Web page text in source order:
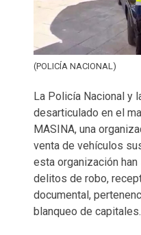
(POLICÍA NACIONAL)
La Policía Nacional y
desarticulado en el
MASINA, una
venta de vehículos
esta organización
delitos de robo,
documental,
blanqueo de capitales.